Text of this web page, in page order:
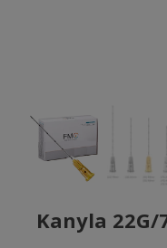
Kanyla 22G/